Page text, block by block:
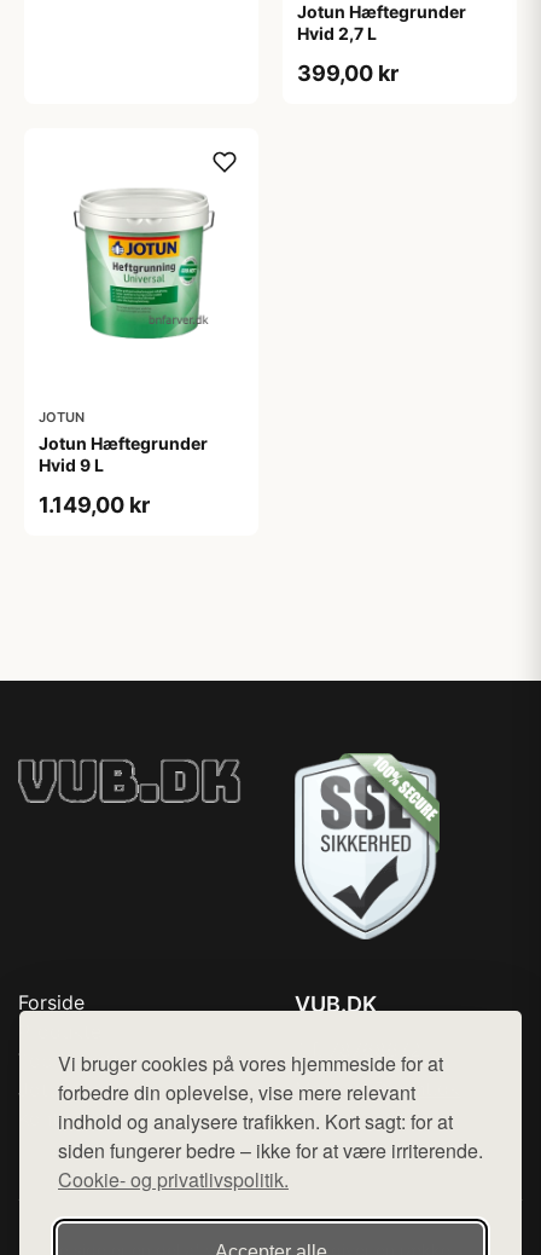
Vi bruger cookies på vores hjemmeside for at
forbedre din oplevelse, vise mere relevant
indhold og analysere trafikken. Kort sagt: for at
siden fungerer bedre – ikke for at være irriterende.
Cookie- og privatlivspolitik.
Jotun Hæftegrunder
Hvid 2,7 L
399,00 kr
JOTUN
Jotun Hæftegrunder
Hvid 9 L
1.149,00 kr
Forside
Top Rabatter
Jotun maling
Kontakt
VUB.DK
Mail: hej@want.dk
Cookie- og privatlivspolitik
Denne side er en del af want.dk, der udgiver en række